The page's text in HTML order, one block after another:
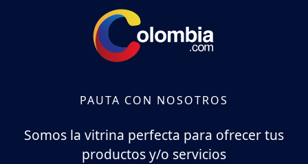
PAUTA CON NOSOTROS
Somos la vitrina perfecta para ofrecer tus
productos y/o servicios